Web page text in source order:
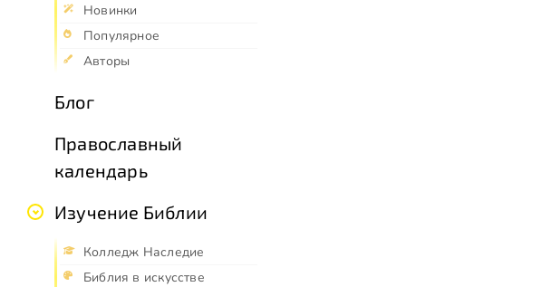
Новинки
Популярное
Авторы
Блог
Православный
календарь
Изучение Библии
Колледж Наследие
Библия в искусстве